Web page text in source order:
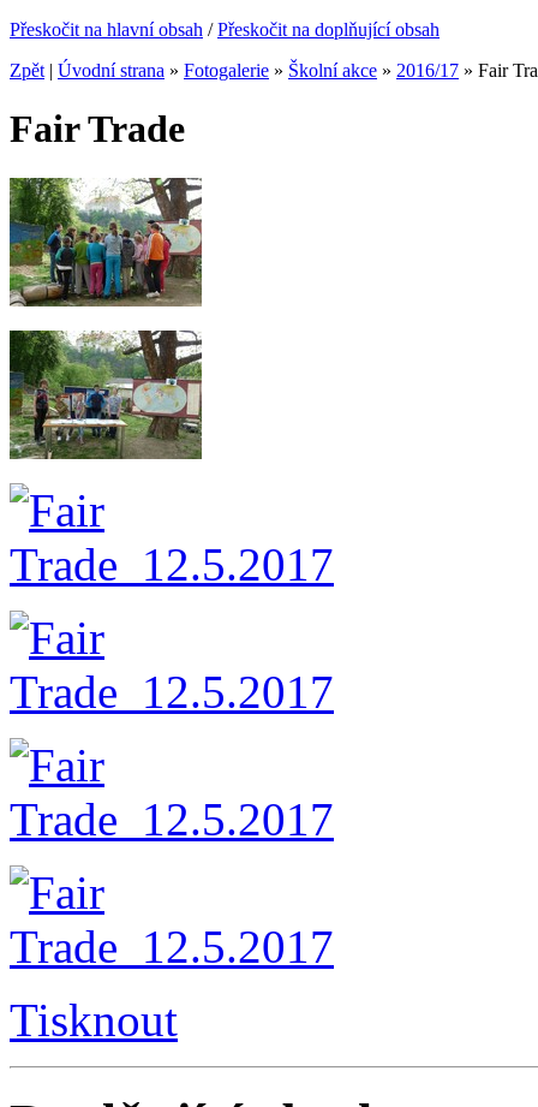
Přeskočit na hlavní obsah /Přeskočit na doplňující obsah
Zpět | Úvodní strana » Fotogalerie » Školní akce » 2016/17 » Fair
Fair Trade
Tisknout